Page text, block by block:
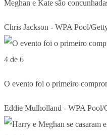
Meghan e Kate são
Chris Jackson - WPA Pool/
4 de 6
O evento foi o primeiro
Eddie Mulholland - WPA Pool/